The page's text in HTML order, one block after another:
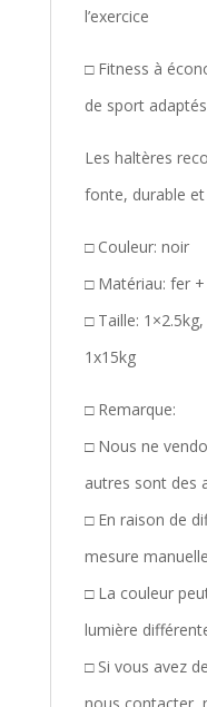
l’exercice
□ Fitness à
de sport
Les haltères
fonte, durable
□ Couleur: noir
□ Matériau: fer
□ Taille:
1x15kg
□ Remarque:
□ Nous ne
autres sont des
□ En raison de
mesure
□ La couleur
lumière
□ Si vous avez
nous contacter,